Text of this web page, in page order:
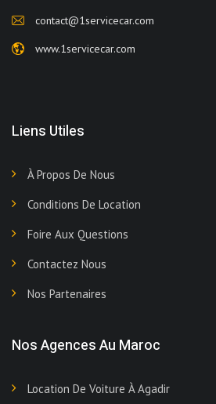
contact@1servicecar.com
www.1servicecar.com
Liens Utiles
À Propos De Nous
Conditions De Location
Foire Aux Questions
Contactez Nous
Nos Partenaires
Nos Agences Au Maroc
Location De Voiture À Agadir